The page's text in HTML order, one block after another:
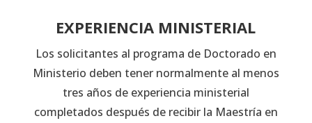
EXPERIENCIA MINISTERIAL
Los solicitantes al programa de Doctorado en
Ministerio deben tener normalmente al menos
tres años de experiencia ministerial
completados después de recibir la Maestría en